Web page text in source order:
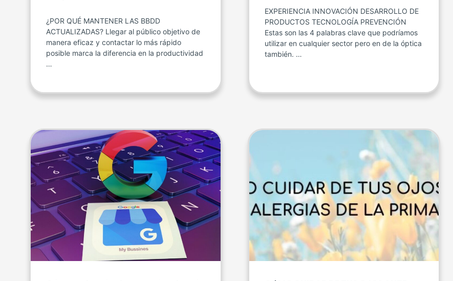
¿POR QUÉ MANTENER LAS BBDD
ACTUALIZADAS? Llegar al público objetivo de
manera eficaz y contactar lo más rápido
posible marca la diferencia en la productividad
…
EXPERIENCIA INNOVACIÓN DESARROLLO DE
PRODUCTOS TECNOLOGÍA PREVENCIÓN
Estas son las 4 palabras clave que podríamos
utilizar en cualquier sector pero en de la óptica
también. …